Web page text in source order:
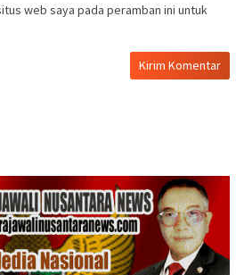
web saya pada peramban ini untuk